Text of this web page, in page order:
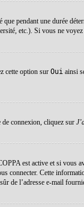
pendant une durée
etc.). Si vous ne
cette option sur Oui ainsi
de connexion, cliquez sur
est active et si
Cette
de l’adresse e-mail